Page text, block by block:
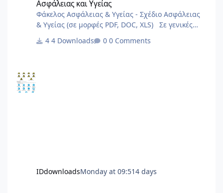
Ασφάλειας και Υγείας
Φάκελος Ασφάλειας & Υγείας - Σχέδιο Ασφάλειας
& Υγείας (σε μορφές PDF, DOC, XLS) Σε γενικές
μπορούν να καλύψουν σημαντικό φάσμα έργων.
4 Downloads 0 Comments
IDdownloadsMonday at 09:514 days